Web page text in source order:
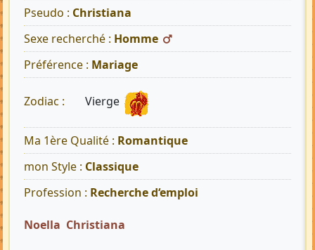
Pseudo : Christiana
Sexe recherché : Homme
Préférence : Mariage
Zodiac : Vierge
Ma 1ère Qualité : Romantique
mon Style : Classique
Profession : Recherche d‘emploi
Noella Christiana